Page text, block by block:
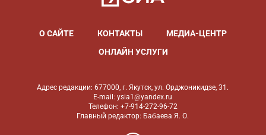
О САЙТЕ КОНТАКТЫ
МЕДИА-ЦЕНТР
ОНЛАЙН УСЛУГИ
Адрес редакции: 677000, г. Якутск, ул. Орджоникидзе, 31.
E-mail: ysia1@yandex.ru
Телефон: +7-914-272-96-72
Главный редактор: Бабаева Я. О.